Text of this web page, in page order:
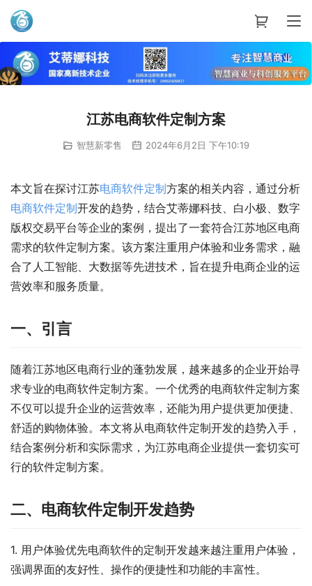
艾蒂娜科技
江苏电商软件定制方案
智慧新零售 2024年6月2日 下午10:19
本文旨在探讨江苏电商软件定制方案的相关内容，通过分析
电商软件定制开发的趋势，结合艾蒂娜科技、白小极、数字
版权交易平台等企业的案例，提出了一套符合江苏地区电商
需求的软件定制方案。该方案注重用户体验和业务需求，融
合了人工智能、大数据等先进技术，旨在提升电商企业的运
营效率和服务质量。
一、引言
随着江苏地区电商行业的蓬勃发展，越来越多的企业开始寻
求专业的电商软件定制方案。一个优秀的电商软件定制方案
不仅可以提升企业的运营效率，还能为用户提供更加便捷、
舒适的购物体验。本文将从电商软件定制开发的趋势入手，
结合案例分析和实际需求，为江苏电商企业提供一套切实可
行的软件定制方案。
二、电商软件定制开发趋势
1. 用户体验优先电商软件的定制开发越来越注重用户体验，
强调界面的友好性、操作的便捷性和功能的丰富性。